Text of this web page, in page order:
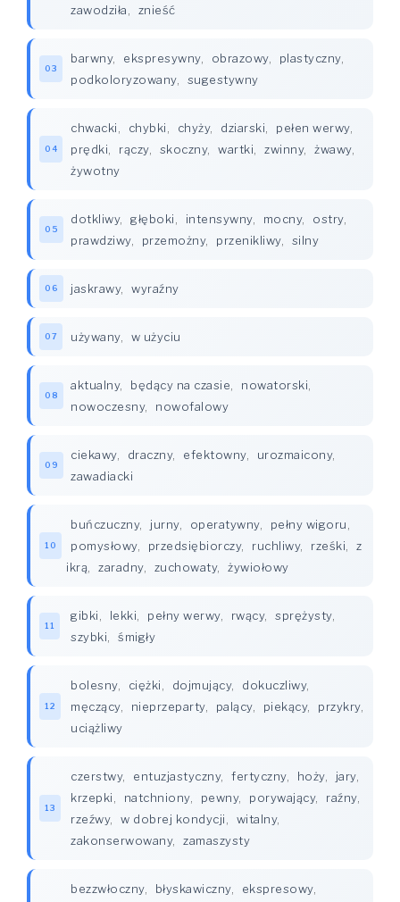
zawodziła, znieść
03
barwny, ekspresywny, obrazowy, plastyczny,
podkoloryzowany, sugestywny
04
chwacki, chybki, chyży, dziarski, pełen werwy,
prędki, rączy, skoczny, wartki, zwinny, żwawy,
żywotny
05
dotkliwy, głęboki, intensywny, mocny, ostry,
prawdziwy, przemożny, przenikliwy, silny
06 jaskrawy, wyraźny
07 używany, w użyciu
08
aktualny, będący na czasie, nowatorski,
nowoczesny, nowofalowy
09
ciekawy, draczny, efektowny, urozmaicony,
zawadiacki
10
buńczuczny, jurny, operatywny, pełny wigoru,
pomysłowy, przedsiębiorczy, ruchliwy, rześki,
z
ikrą, zaradny, zuchowaty, żywiołowy
11
gibki, lekki, pełny werwy, rwący, sprężysty,
szybki, śmigły
12
bolesny, ciężki, dojmujący, dokuczliwy,
męczący, nieprzeparty, palący, piekący, przykry,
uciążliwy
13
czerstwy, entuzjastyczny, fertyczny, hoży, jary,
krzepki, natchniony, pewny, porywający, raźny,
rzeźwy, w dobrej kondycji, witalny,
zakonserwowany, zamaszysty
bezzwłoczny, błyskawiczny, ekspresowy,